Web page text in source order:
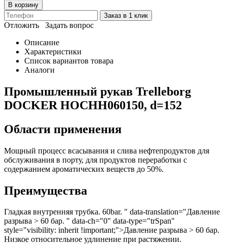
В корзину
Заказ в 1 клик
Отложить
Задать вопрос
Описание
Характеристики
Список вариантов товара
Аналоги
Промышленный рукав Trelleborg
DOCKER HOCHH060150, d=152
Области применения
Мощный процесс всасывания и слива нефтепродуктов для
обслуживания в порту, для продуктов переработки с
содержанием ароматических веществ до 50%.
Преимущества
Гладкая внутренняя трубка. 60bar. " data-translation="Давление
разрыва > 60 бар. " data-ch="0" data-type="trSpan"
style="visibility: inherit !important;">Давление разрыва > 60 бар.
Низкое относительное удлинение при растяжении.